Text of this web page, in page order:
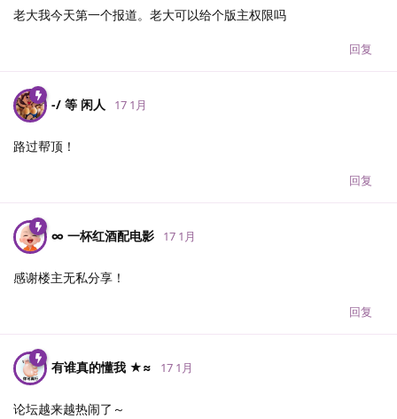
老大我今天第一个报道。老大可以给个版主权限吗
回复
-/ 等 闲人 17 1月
路过帮顶！
回复
∞ 一杯红酒配电影 17 1月
感谢楼主无私分享！
回复
有谁真的懂我 ★≈ 17 1月
论坛越来越热闹了～